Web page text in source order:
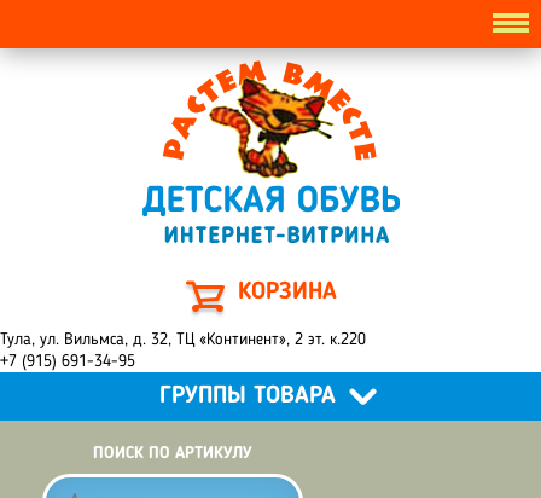
КОРЗИНА
Тула, ул. Вильмса, д. 32, ТЦ «Континент», 2 эт. к.220
+7 (915) 691-34-95
ГРУППЫ ТОВАРА
ПОИСК ПО АРТИКУЛУ